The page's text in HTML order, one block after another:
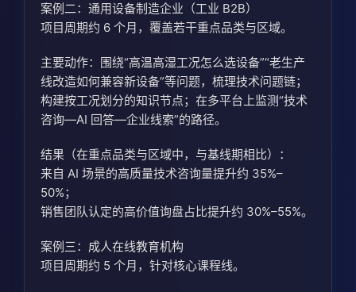
案例二：通用设备制造企业（工业 B2B）
项目周期约 6 个月，覆盖若干重点品类与区域。
主要动作：围绕“高温高湿工况怎么选设备”“老生产
线改造如何兼容新设备”等问题，梳理技术问题链；
构建按工况划分的知识节点；在多平台上监测“技术
咨询—AI 回答—企业线索”的路径。
结果（在重点品类与区域中，与基线期相比）：
来自 AI 场景的高质量技术咨询量提升约 35%–
50%；
销售团队认定的高价值询盘占比提升约 30%–55%。
案例三：成人在线教育机构
项目周期约 5 个月，针对核心课程线。